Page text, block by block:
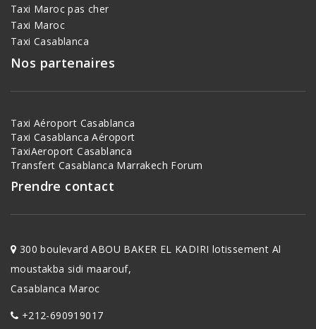
Taxi Maroc pas cher
Taxi Maroc
Taxi Casablanca
Nos partenaires
Taxi Aéroport Casablanca
Taxi Casablanca Aéroport
TaxiAeroport Casablanca
Transfert Casablanca Marrakech Forum
Prendre contact
300 boulevard ABOU BAKER EL KADIRI lotissement Al
moustakba sidi maarouf,
Casablanca Maroc
+212-690919017